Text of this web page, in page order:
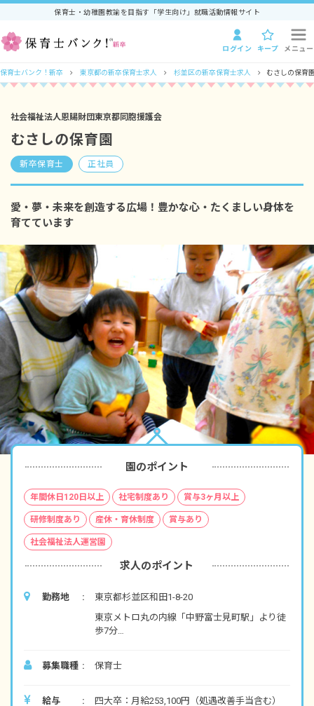
保育士・幼稚園教諭を目指す「学生向け」就職活動情報サイト
ログイン キープ メニュー
保育士バンク！新卒 東京都の新卒保育士求人 杉並区の新卒保育士求人 むさしの保育
社会福祉法人恩賜財団東京都同胞援護会
むさしの保育園
新卒保育士 正社員
愛・夢・未来を創造する広場！豊かな心・たくましい身体を
育てています
園のポイント
年間休日120日以上 社宅制度あり 賞与3ヶ月以上
研修制度あり 産休・育休制度 賞与あり
社会福祉法人運営園
求人のポイント
勤務地
東京都杉並区和田1-8-20
東京メトロ丸の内線「中野富士見町駅」より徒
歩7分
募集職種
保育士
給与
四大卒：月給253,100円（処遇改善手当含む）